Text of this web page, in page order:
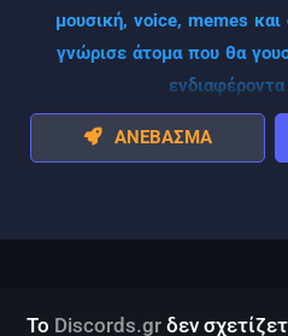
μουσική, voice, memes
γνώρισε άτομα που θα
ΑΝΕΒΑΣΜΑ
Το Discords.grδεν